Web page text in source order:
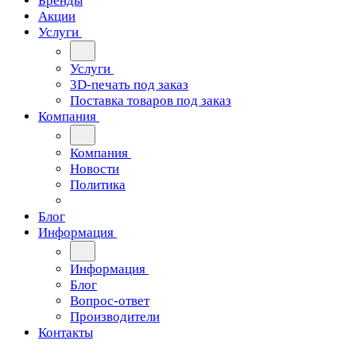
Акции
Услуги
Услуги
3D-печать под заказ
Поставка товаров под заказ
Компания
Компания
Новости
Политика
Блог
Информация
Информация
Блог
Вопрос-ответ
Производители
Контакты